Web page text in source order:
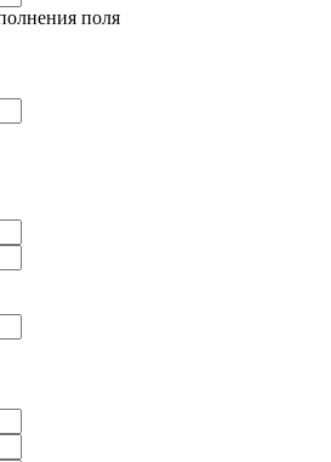
поля